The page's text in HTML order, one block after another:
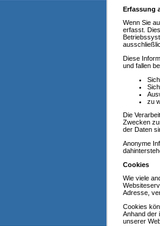
Erfassung
Wenn Sie
erfasst.
Diese
und fallen
zu
Die
Zwecken
der Daten
Anonyme
Cookies
Wie viele
Adresse,
Cookies
Anhand der
unserer